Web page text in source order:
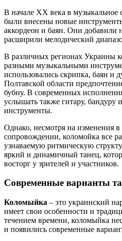
В начале XX века в
были внесены новые
аккордеон и баян. Они добавили
расширили мелодический
В различных регионах Украины
разными музыкальными
использовались скрипка, баян и
Полтавской области
бубну. В современных
услышать также гитару, бандуру
инструменты.
Однако, несмотря на изменения
сопровождении, коломойка все
узнаваемую ритмическую
яркий и динамичный танец,
восторг у зрителей и участников.
Современные варианты
Коломыйка – это украинский
имеет свои особенности и
течением времени, коломыйка
и появились современные